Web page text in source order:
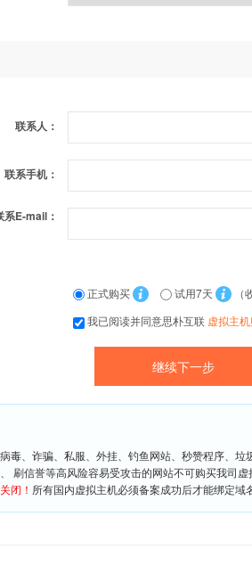
联系人：
联系手机：
系E-mail：
正式购买 试用7天
（
我已阅读并同意思朴互联 虚拟主
毒、诈骗、私服、外挂、钓鱼网站、秒赞程序、
刷信誉等高风险容易受攻击的网站不可购买我司
闭！ 所有国内虚拟主机必须备案成功后才能绑定域